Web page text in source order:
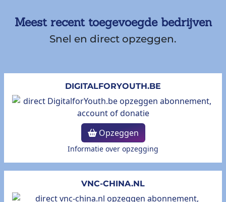
Meest recent toegevoegde bedrijven
Snel en direct opzeggen.
DIGITALFORYOUTH.BE
Opzeggen
Informatie over opzegging
VNC-CHINA.NL